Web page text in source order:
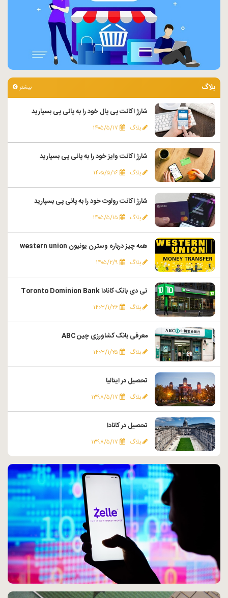
بلاگ بیشتر
شارژ اکانت پی پال خود را به پانی پی بسپارید
بلاگ ۱۴۰۵/۵/۱۷
شارژ اکانت وایز خود را به پانی پی بسپارید
بلاگ ۱۴۰۵/۵/۱۶
شارژ اکانت رولوت خود را به پانی پی بسپارید
بلاگ ۱۴۰۵/۵/۱۵
همه چیز درباره وسترن یونیون western union
بلاگ ۱۴۰۵/۲/۹
تی دی بانک کانادا Toronto Dominion Bank
بلاگ ۱۴۰۳/۱/۲۶
معرفی بانک کشاورزی چین ABC
بلاگ ۱۴۰۳/۱/۲۵
تحصیل در ایتالیا
بلاگ ۱۳۹۸/۵/۱۷
تحصیل در کانادا
بلاگ ۱۳۹۸/۵/۱۷